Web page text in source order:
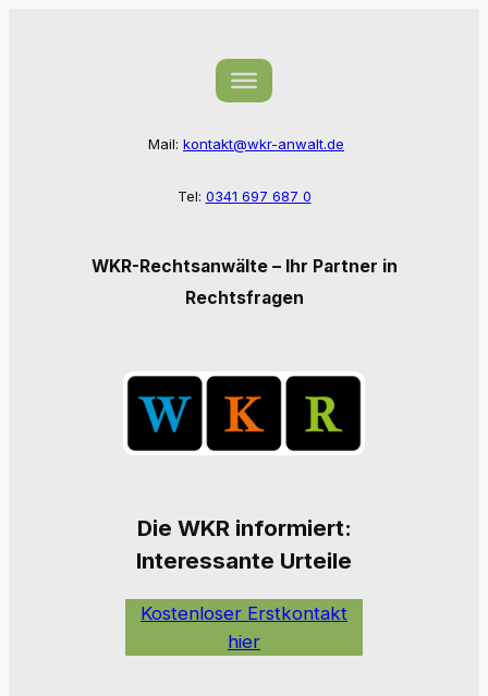
Mail: kontakt@wkr-anwalt.de
Tel: 0341 697 687 0
WKR-Rechtsanwälte – Ihr Partner in
Rechtsfragen
Die WKR informiert:
Interessante Urteile
Kostenloser Erstkontakt
hier